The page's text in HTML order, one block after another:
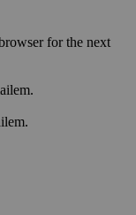
for the next